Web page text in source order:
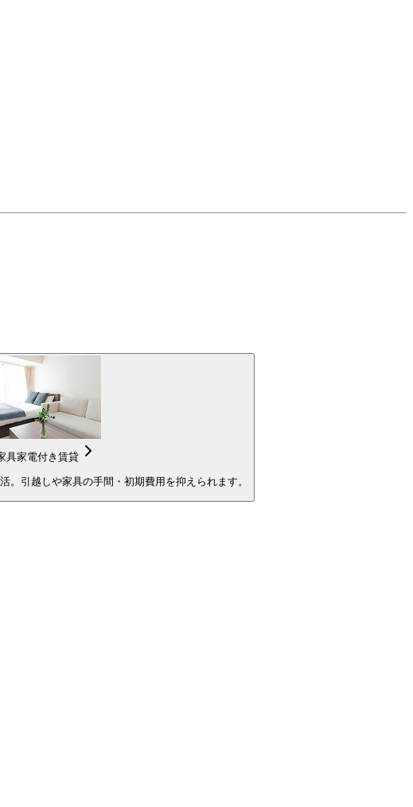
具家電付き賃貸
。引越しや家具の手間・初期費用を抑えられます。